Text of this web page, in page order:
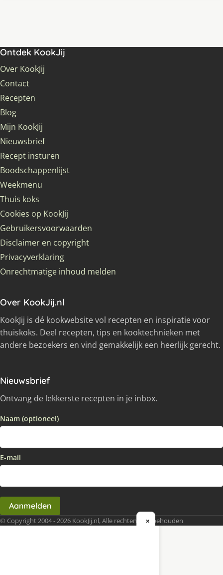
Ontdek KookJij
Over KookJij
Contact
Recepten
Blog
Mijn KookJij
Nieuwsbrief
Recept insturen
Boodschappenlijst
Weekmenu
Thuis koks
Cookies op KookJij
Gebruikersvoorwaarden
Disclaimer en copyright
Privacyverklaring
Onrechtmatige inhoud melden
Over KookJij.nl
KookJij is dé kookwebsite vol recepten en inspiratie voor
thuiskoks. Deel recepten, tips en kooktechnieken met
andere bezoekers en vind gemakkelijk een heerlijk gerecht.
Nieuwsbrief
Ontvang de lekkerste recepten in je inbox.
Naam (optioneel)
E-mail
Aanmelden
© Copyright 2004 - 2026 KookJij.nl, Alle rechten voorbehouden
×